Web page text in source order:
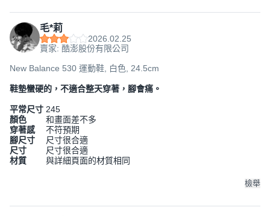
毛*莉
2026.02.25
賣家: 酷澎股份有限公司
New Balance 530 運動鞋, 白色, 24.5cm
鞋墊蠻硬的，不適合整天穿著，腳會痛。
平常尺寸 245
顏色
和畫面差不多
穿著感
不符預期
腳尺寸
尺寸很合適
尺寸
尺寸很合適
材質
與詳細頁面的材質相同
檢舉